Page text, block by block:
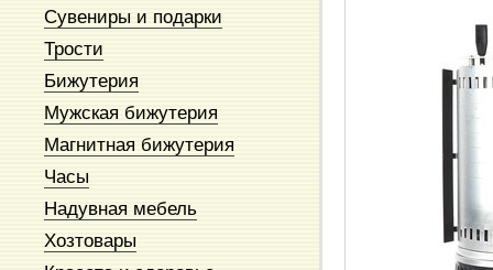
Сувениры и подарки
Трости
Бижутерия
Мужская бижутерия
Магнитная бижутерия
Часы
Надувная мебель
Хозтовары